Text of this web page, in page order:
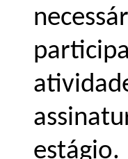
estágio.